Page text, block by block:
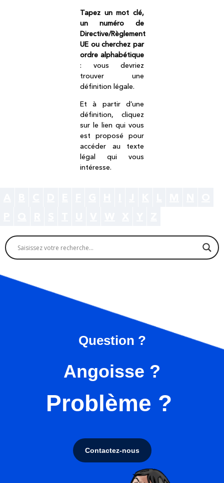
Tapez un mot clé,
un numéro de
Directive/Règlement
UE ou cherchez par
ordre alphabétique
: vous devriez
trouver une
définition légale.
Et à partir d’une
définition, cliquez
sur le lien qui vous
est proposé pour
accéder au texte
légal qui vous
intéresse.
Question ?
Angoisse ?
Problème ?
Contactez-nous